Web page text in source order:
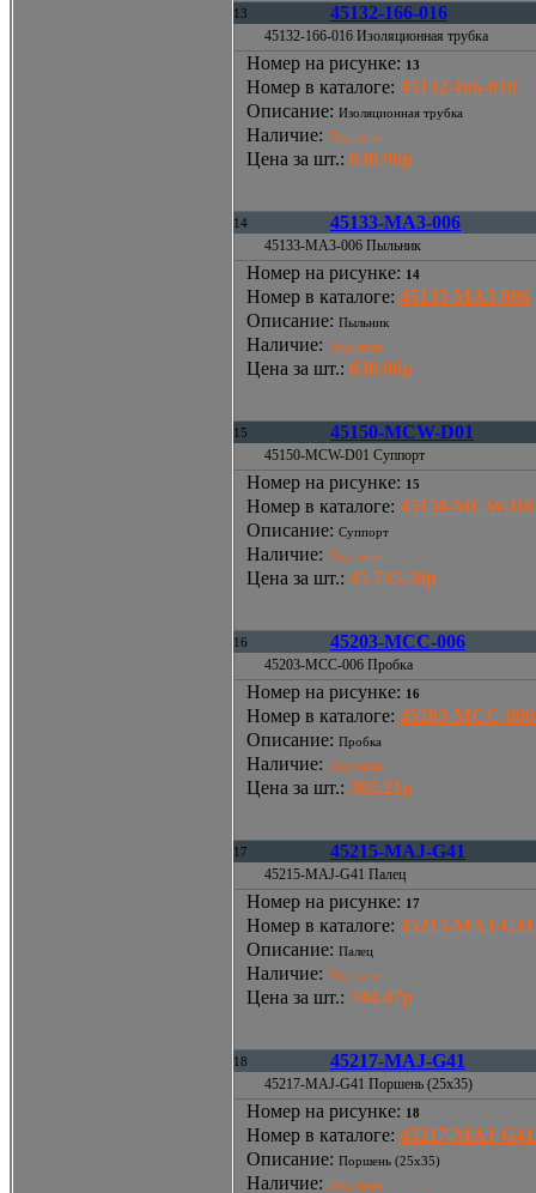
13 45132-166-016
45132-166-016 Изоляционная трубка
Номер на рисунке: 13
Номер в каталоге: 45132-166-016
Описание: Изоляционная трубка
Наличие: Под заказ
Цена за шт.: 630.96р
14 45133-MA3-006
45133-MA3-006 Пыльник
Номер на рисунке: 14
Номер в каталоге: 45133-MA3-006
Описание: Пыльник
Наличие: Под заказ
Цена за шт.: 630.96р
15 45150-MCW-D01
45150-MCW-D01 Суппорт
Номер на рисунке: 15
Номер в каталоге: 45150-MCW-
Описание: Суппорт
Наличие: Под заказ
Цена за шт.: 45 735.58р
16 45203-MCC-006
45203-MCC-006 Пробка
Номер на рисунке: 16
Номер в каталоге: 45203-MCC-006
Описание: Пробка
Наличие: Под заказ
Цена за шт.: 302.21р
17 45215-MAJ-G41
45215-MAJ-G41 Палец
Номер на рисунке: 17
Номер в каталоге: 45215-MAJ-G41
Описание: Палец
Наличие: Под заказ
Цена за шт.: 744.47р
18 45217-MAJ-G41
45217-MAJ-G41 Поршень (25x35)
Номер на рисунке: 18
Номер в каталоге: 45217-MAJ-G41
Описание: Поршень (25x35)
Наличие: Под заказ